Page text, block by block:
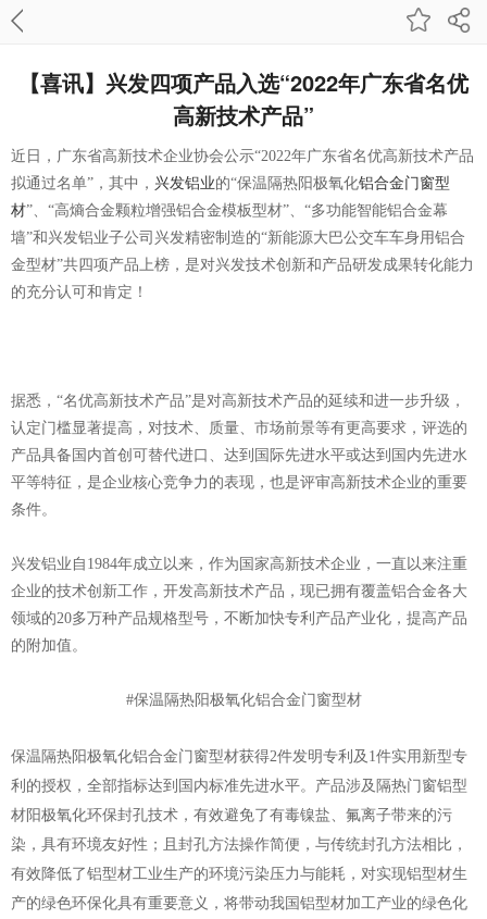
【喜讯】兴发四项产品入选“2022年广东省名优
高新技术产品”
近日，广东省高新技术企业协会公示“2022年广东省名优高新技术产品
拟通过名单”，其中， 兴发铝业的“保温隔热阳极氧化铝合金门窗型
材”、“高熵合金颗粒增强铝合金模板型材”、“多功能智能铝合金幕
墙”和兴发铝业子公司兴发精密制造的“新能源大巴公交车车身用铝合
金型材”共四项产品上榜，是对兴发技术创新和产品研发成果转化能力
的充分认可和肯定！
据悉，“名优高新技术产品”是对高新技术产品的延续和进一步升级，
认定门槛显著提高，对技术、质量、市场前景等有更高要求，评选的
产品具备国内首创可替代进口、达到国际先进水平或达到国内先进水
平等特征，是企业核心竞争力的表现，也是评审高新技术企业的重要
条件。
兴发铝业自1984年成立以来，作为国家高新技术企业，一直以来注重
企业的技术创新工作，开发高新技术产品，现已拥有覆盖铝合金各大
领域的20多万种产品规格型号，不断加快专利产品产业化，提高产品
的附加值。
#保温隔热阳极氧化铝合金门窗型材
保温隔热阳极氧化铝合金门窗型材获得2件发明专利及1件实用新型专
利的授权，全部指标达到国内标准先进水平。产品涉及隔热门窗铝型
材阳极氧化环保封孔技术，有效避免了有毒镍盐、氟离子带来的污
染，具有环境友好性；且封孔方法操作简便，与传统封孔方法相比，
有效降低了铝型材工业生产的环境污染压力与能耗，对实现铝型材生
产的绿色环保化具有重要意义，将带动我国铝型材加工产业的绿色化